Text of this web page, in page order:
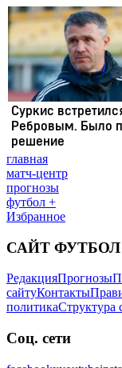
главная
матч-центр
прогнозы
футбол +
Избранное
САЙТ ФУТБОЛ
РедакцияПрогнозы
сайтуКонтакты
политикаСтруктура
Соц. сети